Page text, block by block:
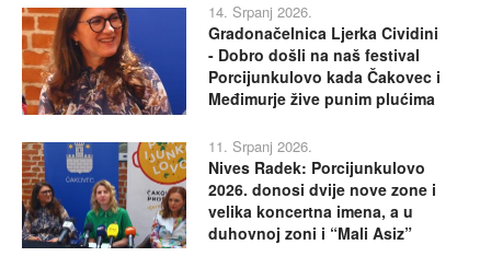
14. Srpanj 2026.
Gradonačelnica Ljerka Cividini
- Dobro došli na naš festival
Porcijunkulovo kada Čakovec i
Međimurje žive punim plućima
11. Srpanj 2026.
Nives Radek: Porcijunkulovo
2026. donosi dvije nove zone i
velika koncertna imena, a u
duhovnoj zoni i “Mali Asiz”